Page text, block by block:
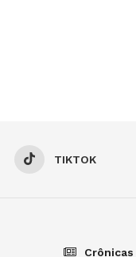
TIKTOK
Crônicas